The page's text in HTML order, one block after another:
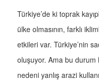
Türkiye’de ki toprak
ülke olmasının, farklı
etkileri var. Türkiye’nin
oluşuyor. Ama bu durum
nedeni yanlış arazi